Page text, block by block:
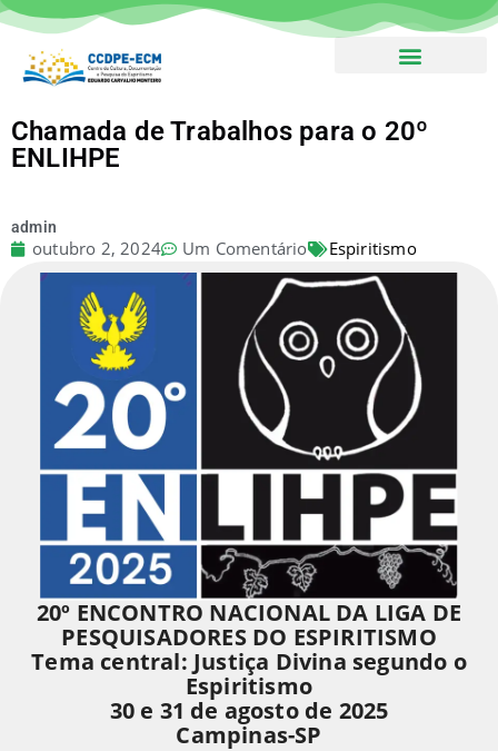
Chamada de Trabalhos para o 20º
ENLIHPE
admin
outubro 2, 2024 Um Comentário Espiritismo
20º ENCONTRO NACIONAL DA LIGA DE
PESQUISADORES DO ESPIRITISMO
Tema central: Justiça Divina segundo o
Espiritismo
30 e 31 de agosto de 2025
Campinas-SP